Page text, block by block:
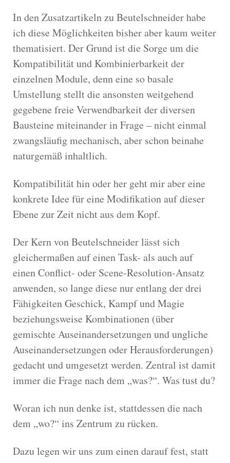
In den Zusatzartikeln zu Beutelschneider habe
ich diese Möglichkeiten bisher aber kaum weiter
thematisiert. Der Grund ist die Sorge um die
Kompatibilität und Kombinierbarkeit der
einzelnen Module, denn eine so basale
Umstellung stellt die ansonsten weitgehend
gegebene freie Verwendbarkeit der diversen
Bausteine miteinander in Frage – nicht einmal
zwangsläufig mechanisch, aber schon beinahe
naturgemäß inhaltlich.
Kompatibilität hin oder her geht mir aber eine
konkrete Idee für eine Modifikation auf dieser
Ebene zur Zeit nicht aus dem Kopf.
Der Kern von Beutelschneider lässt sich
gleichermaßen auf einen Task- als auch auf
einen Conflict- oder Scene-Resolution-Ansatz
anwenden, so lange diese nur entlang der drei
Fähigkeiten Geschick, Kampf und Magie
beziehungsweise Kombinationen (über
gemischte Auseinandersetzungen und ungliche
Auseinandersetzungen oder Herausforderungen)
gedacht und umgesetzt werden. Zentral ist damit
immer die Frage nach dem „was?“. Was tust du?
Woran ich nun denke ist, stattdessen die nach
dem „wo?“ ins Zentrum zu rücken.
Dazu legen wir uns zum einen darauf fest, statt